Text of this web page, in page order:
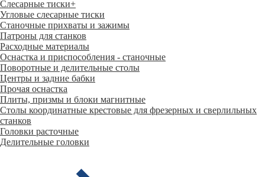
Слесарные тиски+
Угловые слесарные тиски
Станочные прихваты и зажимы
Патроны для станков
Расходные материалы
Оснастка и приспособления - станочные
Поворотные и делительные столы
Центры и задние бабки
Прочая оснастка
Плиты, призмы и блоки магнитные
Столы координатные крестовые для фрезерных и сверлильных
станков
Головки расточные
Делительные головки